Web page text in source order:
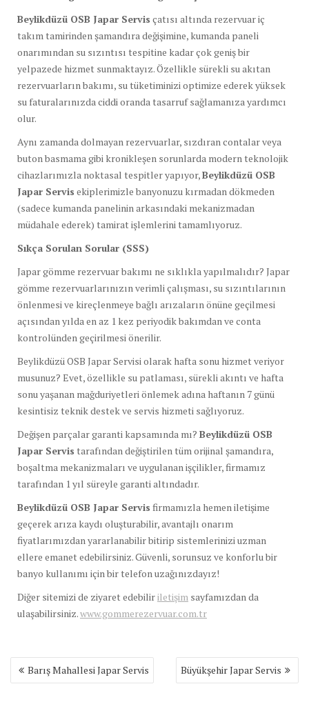
Beylikdüzü OSB Japar Servis çatısı altında rezervuar iç
takım tamirinden şamandıra değişimine, kumanda paneli
onarımından su sızıntısı tespitine kadar çok geniş bir
yelpazede hizmet sunmaktayız. Özellikle sürekli su akıtan
rezervuarların bakımı, su tüketiminizi optimize ederek yüksek
su faturalarınızda ciddi oranda tasarruf sağlamanıza yardımcı
olur.
Aynı zamanda dolmayan rezervuarlar, sızdıran contalar veya
buton basmama gibi kronikleşen sorunlarda modern teknolojik
cihazlarımızla noktasal tespitler yapıyor,Beylikdüzü OSB
Japar Servis ekiplerimizle banyonuzu kırmadan dökmeden
(sadece kumanda panelinin arkasındaki mekanizmadan
müdahale ederek) tamirat işlemlerini tamamlıyoruz.
Sıkça Sorulan Sorular (SSS)
Japar gömme rezervuar bakımı ne sıklıkla yapılmalıdır? Japar
gömme rezervuarlarınızın verimli çalışması, su sızıntılarının
önlenmesi ve kireçlenmeye bağlı arızaların önüne geçilmesi
açısından yılda en az 1 kez periyodik bakımdan ve conta
kontrolünden geçirilmesi önerilir.
Beylikdüzü OSB Japar Servisi olarak hafta sonu hizmet veriyor
musunuz? Evet, özellikle su patlaması, sürekli akıntı ve hafta
sonu yaşanan mağduriyetleri önlemek adına haftanın 7 günü
kesintisiz teknik destek ve servis hizmeti sağlıyoruz.
Değişen parçalar garanti kapsamında mı? Beylikdüzü OSB
Japar Servis tarafından değiştirilen tüm orijinal şamandıra,
boşaltma mekanizmaları ve uygulanan işçilikler, firmamız
tarafından 1 yıl süreyle garanti altındadır.
Beylikdüzü OSB Japar Servis firmamızla hemen iletişime
geçerek arıza kaydı oluşturabilir, avantajlı onarım
fiyatlarımızdan yararlanabilir bitirip sistemlerinizi uzman
ellere emanet edebilirsiniz. Güvenli, sorunsuz ve konforlu bir
banyo kullanımı için bir telefon uzağınızdayız!
Diğer sitemizi de ziyaret edebiliriletişim sayfamızdan da
ulaşabilirsiniz.www.gommerezervuar.com.tr
Yazı
gezinmesi
Barış Mahallesi Japar Servis Büyükşehir Japar Servis